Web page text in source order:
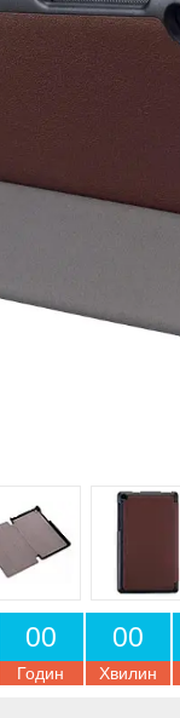
00
Годин
00
Хвилин